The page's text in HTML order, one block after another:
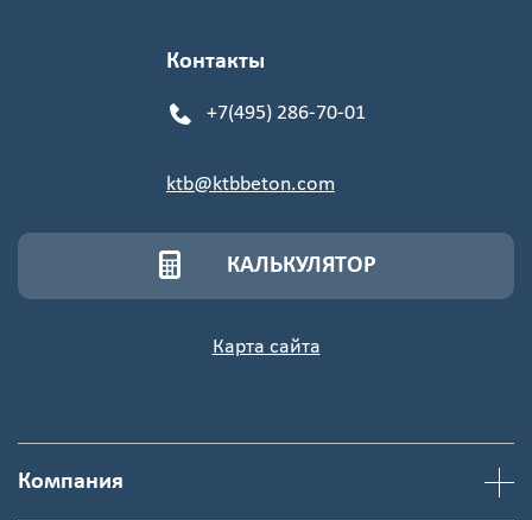
Контакты
+7(495) 286-70-01
ktb@ktbbeton.com
КАЛЬКУЛЯТОР
Карта сайта
Компания